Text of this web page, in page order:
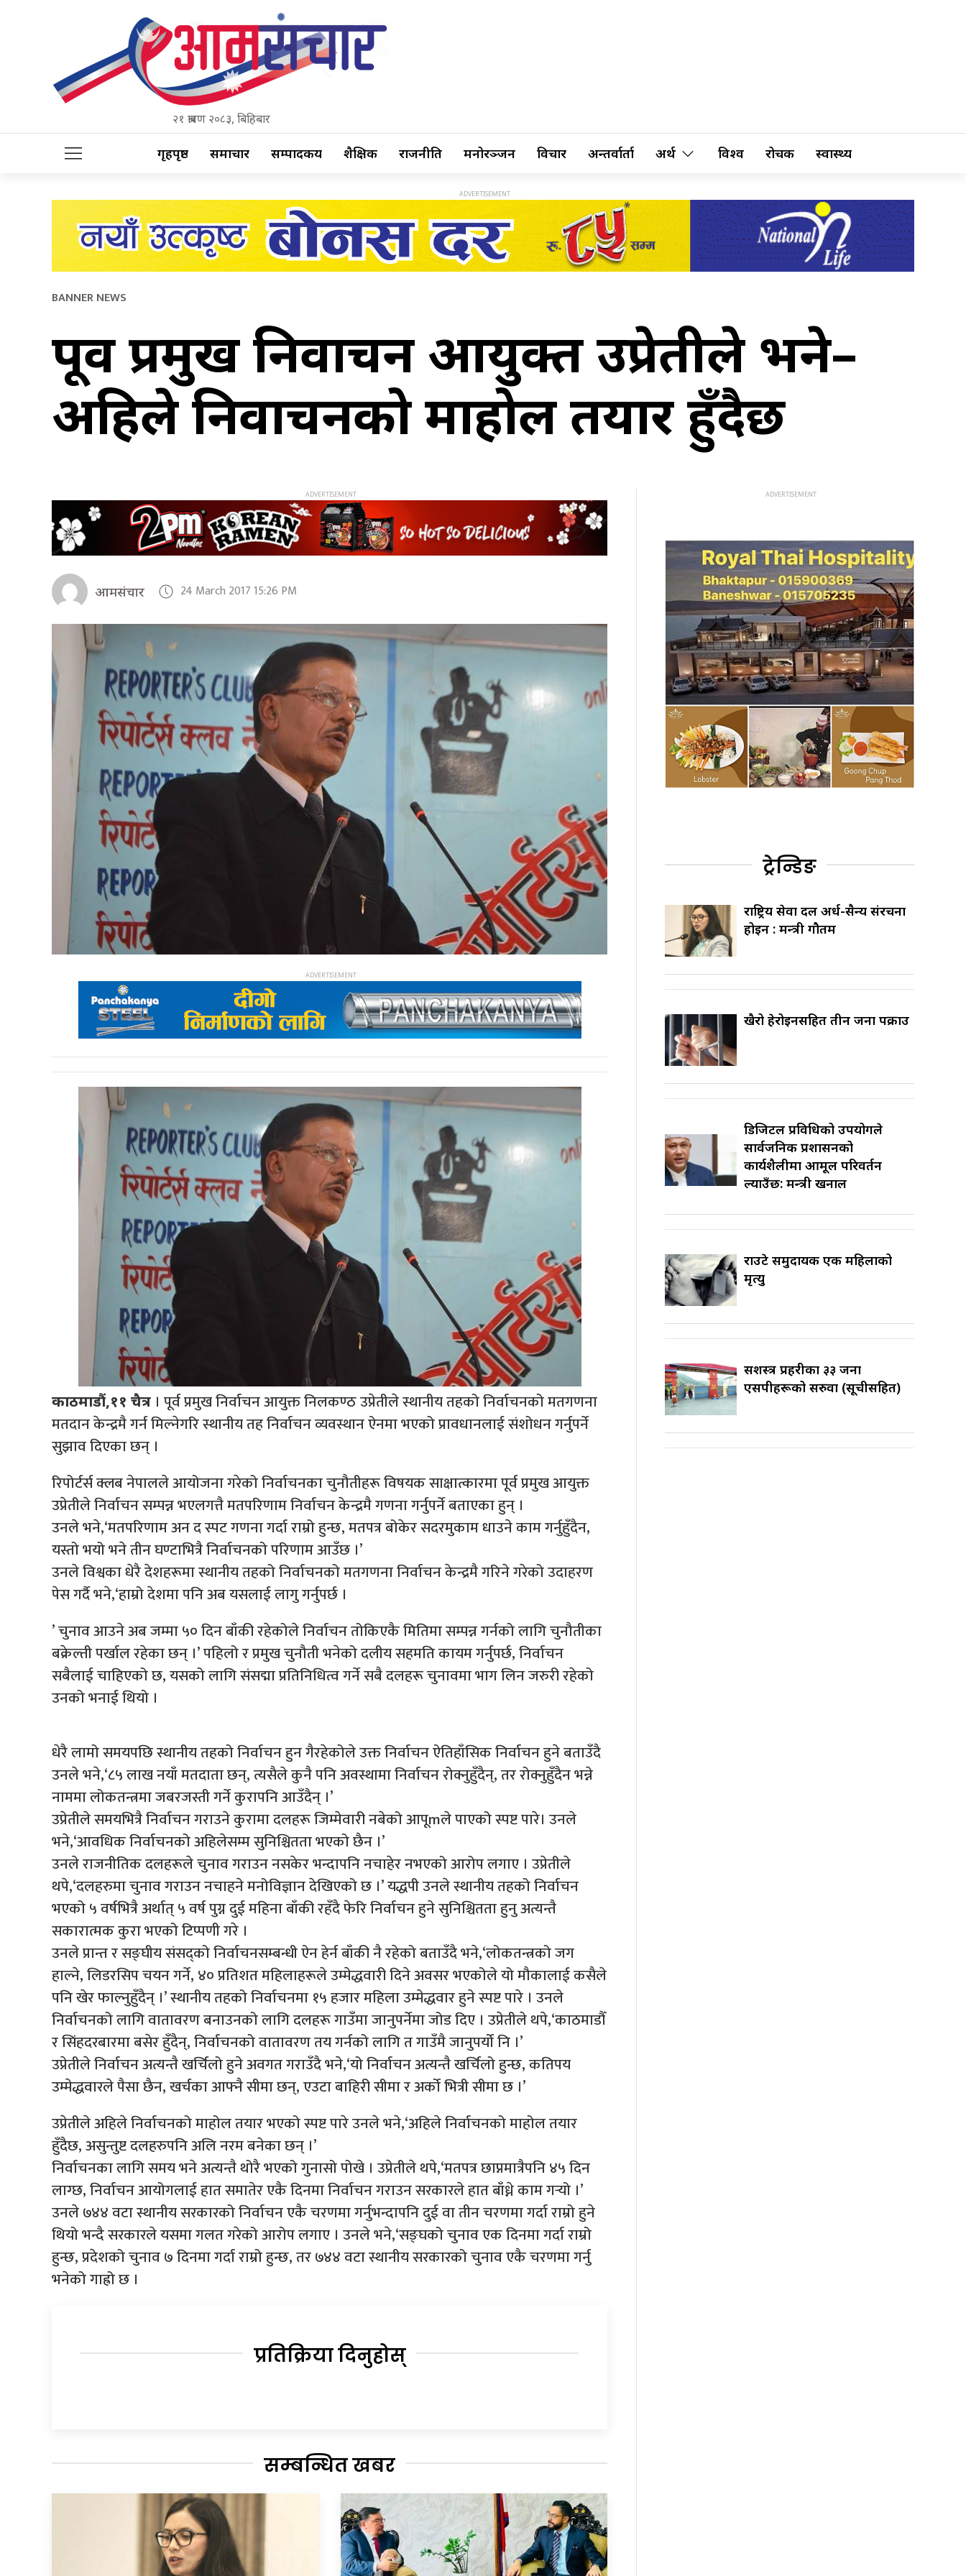
२१ श्रावण २०८३, बिहिबार
गृहपृष्ठ समाचार सम्पादकीय शैक्षिक राजनीति मनोरञ्जन विचार अन्तर्वार्ता अर्थ विश्व रोचक स्वास्थ्य
BANNER NEWS
पूर्व प्रमुख निर्वाचन आयुक्त उप्रेतीले भने–
अहिले निर्वाचनको माहोल तयार हुँदैछ
आमसंचार 24 March 2017 15:26 PM
काठमाडौं,११ चैत्र । पूर्व प्रमुख निर्वाचन आयुक्त निलकण्ठ उप्रेतीले स्थानीय तहको निर्वाचनको मतगणना
मतदान केन्द्रमै गर्न मिल्नेगरि स्थानीय तह निर्वाचन व्यवस्थान ऐनमा भएको प्रावधानलाई संशोधन गर्नुपर्ने
सुझाव दिएका छन् ।
रिपोर्टर्स क्लब नेपालले आयोजना गरेको निर्वाचनका चुनौतीहरू विषयक साक्षात्कारमा पूर्व प्रमुख आयुक्त
उप्रेतीले निर्वाचन सम्पन्न भएलगत्तै मतपरिणाम निर्वाचन केन्द्रमै गणना गर्नुपर्ने बताएका हुन् ।
उनले भने,‘मतपरिणाम अन द स्पट गणना गर्दा राम्रो हुन्छ, मतपत्र बोकेर सदरमुकाम धाउने काम गर्नुहुँदैन,
यस्तो भयो भने तीन घण्टाभित्रै निर्वाचनको परिणाम आउँछ ।’
उनले विश्वका धेरै देशहरूमा स्थानीय तहको निर्वाचनको मतगणना निर्वाचन केन्द्रमै गरिने गरेको उदाहरण
पेस गर्दै भने,‘हाम्रो देशमा पनि अब यसलाई लागु गर्नुपर्छ ।
’ चुनाव आउने अब जम्मा ५० दिन बाँकी रहेकोले निर्वाचन तोकिएकै मितिमा सम्पन्न गर्नको लागि चुनौतीका
बक्रेल्ती पर्खाल रहेका छन् ।’ पहिलो र प्रमुख चुनौती भनेको दलीय सहमति कायम गर्नुपर्छ, निर्वाचन
सबैलाई चाहिएको छ, यसको लागि संसद्मा प्रतिनिधित्व गर्ने सबै दलहरू चुनावमा भाग लिन जरुरी रहेको
उनको भनाई थियो ।
धेरै लामो समयपछि स्थानीय तहको निर्वाचन हुन गैरहेकोले उक्त निर्वाचन ऐतिहाँसिक निर्वाचन हुने बताउँदै
उनले भने,‘८५ लाख नयाँ मतदाता छन्, त्यसैले कुनै पनि अवस्थामा निर्वाचन रोक्नुहुँदैन्, तर रोक्नुहुँदैन भन्ने
नाममा लोकतन्त्रमा जबरजस्ती गर्ने कुरापनि आउँदैन् ।’
उप्रेतीले समयभित्रै निर्वाचन गराउने कुरामा दलहरू जिम्मेवारी नबेको आपूmले पाएको स्पष्ट पारे। उनले
भने,‘आवधिक निर्वाचनको अहिलेसम्म सुनिश्चितता भएको छैन ।’
उनले राजनीतिक दलहरूले चुनाव गराउन नसकेर भन्दापनि नचाहेर नभएको आरोप लगाए । उप्रेतीले
थपे,‘दलहरुमा चुनाव गराउन नचाहने मनोविज्ञान देखिएको छ ।’ यद्धपी उनले स्थानीय तहको निर्वाचन
भएको ५ वर्षभित्रै अर्थात् ५ वर्ष पुग्न दुई महिना बाँकी रहँदै फेरि निर्वाचन हुने सुनिश्चितता हुनु अत्यन्तै
सकारात्मक कुरा भएको टिप्पणी गरे ।
उनले प्रान्त र सङ्घीय संसद्को निर्वाचनसम्बन्धी ऐन हेर्न बाँकी नै रहेको बताउँदै भने,‘लोकतन्त्रको जग
हाल्ने, लिडरसिप चयन गर्ने, ४० प्रतिशत महिलाहरूले उम्मेद्धवारी दिने अवसर भएकोले यो मौकालाई कसैले
पनि खेर फाल्नुहुँदैन् ।’ स्थानीय तहको निर्वाचनमा १५ हजार महिला उम्मेद्धवार हुने स्पष्ट पारे । उनले
निर्वाचनको लागि वातावरण बनाउनको लागि दलहरू गाउँमा जानुपर्नेमा जोड दिए । उप्रेतीले थपे,‘काठमाडौँ
र सिंहदरबारमा बसेर हुँदैन्, निर्वाचनको वातावरण तय गर्नको लागि त गाउँमै जानुपर्यो नि ।’
उप्रेतीले निर्वाचन अत्यन्तै खर्चिलो हुने अवगत गराउँदै भने,‘यो निर्वाचन अत्यन्तै खर्चिलो हुन्छ, कतिपय
उम्मेद्धवारले पैसा छैन, खर्चका आफ्नै सीमा छन्, एउटा बाहिरी सीमा र अर्को भित्री सीमा छ ।’
उप्रेतीले अहिले निर्वाचनको माहोल तयार भएको स्पष्ट पारे उनले भने,‘अहिले निर्वाचनको माहोल तयार
हुँदैछ, असुन्तुष्ट दलहरुपनि अलि नरम बनेका छन् ।’
निर्वाचनका लागि समय भने अत्यन्तै थोरै भएको गुनासो पोखे । उप्रेतीले थपे,‘मतपत्र छाप्नमात्रैपनि ४५ दिन
लाग्छ, निर्वाचन आयोगलाई हात समातेर एकै दिनमा निर्वाचन गराउन सरकारले हात बाँध्ने काम गर्‍यो ।’
उनले ७४४ वटा स्थानीय सरकारको निर्वाचन एकै चरणमा गर्नुभन्दापनि दुई वा तीन चरणमा गर्दा राम्रो हुने
थियो भन्दै सरकारले यसमा गलत गरेको आरोप लगाए । उनले भने,‘सङ्घको चुनाव एक दिनमा गर्दा राम्रो
हुन्छ, प्रदेशको चुनाव ७ दिनमा गर्दा राम्रो हुन्छ, तर ७४४ वटा स्थानीय सरकारको चुनाव एकै चरणमा गर्नु
भनेको गाह्रो छ ।
प्रतिक्रिया दिनुहोस्
सम्बन्धित खबर
ट्रेन्डिङ
राष्ट्रिय सेवा दल अर्ध-सैन्य संरचना
होइन : मन्त्री गौतम
खैरो हेरोइनसहित तीन जना पक्राउ
डिजिटल प्रविधिको उपयोगले
सार्वजनिक प्रशासनको
कार्यशैलीमा आमूल परिवर्तन
ल्याउँछ: मन्त्री खनाल
राउटे समुदायकी एक महिलाको
मृत्यु
सशस्त्र प्रहरीका ३३ जना
एसपीहरूको सरुवा (सूचीसहित)